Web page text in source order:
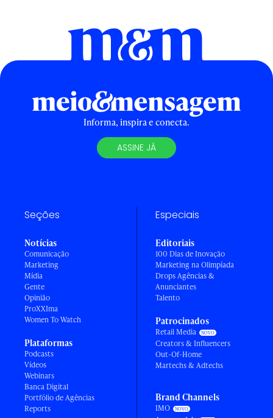
Informa, inspira e conecta.
ASSINE JÁ
Seções
Notícias
Comunicação
Marketing
Mídia
Gente
Opinião
ProXXIma
Women To Watch
Plataformas
Podcasts
Vídeos
Webinars
Banca Digital
Portfólio de Agências
Reports
Especiais
Editoriais
100 Dias de Inovação
Marketing na Olimpíada
Drops Agências &
Anunciantes
Talento
Patrocinados
Retail Media
Creators & Influencers
Out-Of-Home
Martechs & Adtechs
Brand Channels
IMO